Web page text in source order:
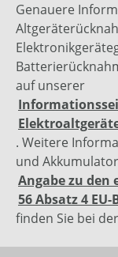
Genauere
auf unserer
. Weitere
und
Angabe zu
56 Absatz 4
finden Sie bei der